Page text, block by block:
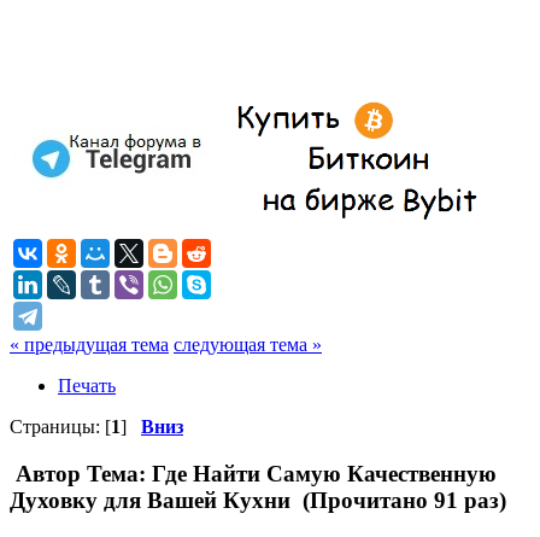
« предыдущая тема следующая тема »
Печать
Страницы: [1] Вниз
Автор Тема: Где Найти Самую Качественную
Духовку для Вашей Кухни (Прочитано 91 раз)